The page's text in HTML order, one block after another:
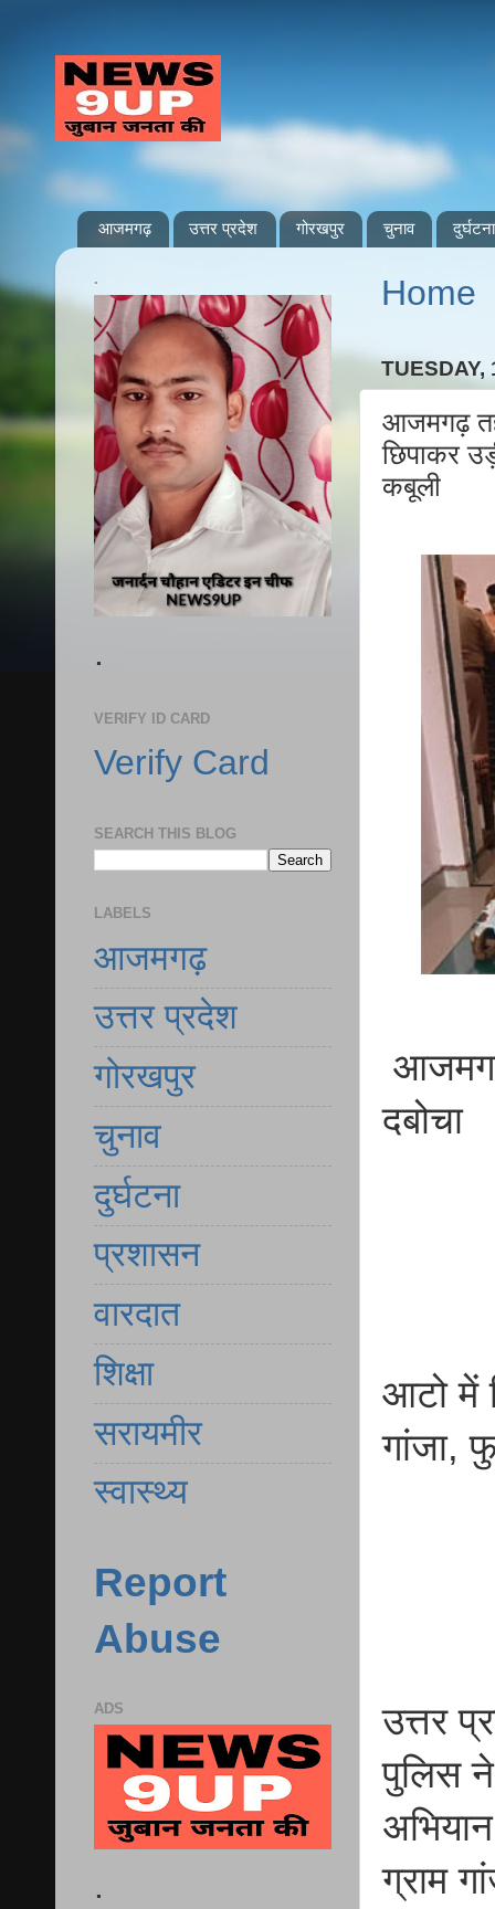
आजमगढ़ उत्तर प्रदेश गोरखपुर चुनाव दुर्घटना
Home
TUESDAY,
आजमगढ़
छिपाकर
कबूली
दबोचा
आटो में
गांजा,
उत्तर
पुलिस
ग्राम
.
.
VERIFY ID CARD
Verify Card
SEARCH THIS BLOG
LABELS
आजमगढ़
उत्तर प्रदेश
गोरखपुर
चुनाव
दुर्घटना
प्रशासन
वारदात
शिक्षा
सरायमीर
स्वास्थ्य
Report
Abuse
ADS
.